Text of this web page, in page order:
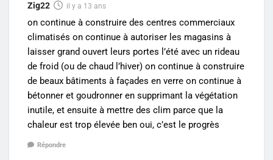
Zig22 il y a 13 ans
on continue à construire des centres commerciaux
climatisés on continue à autoriser les magasins à
laisser grand ouvert leurs portes l’été avec un rideau
de froid (ou de chaud l’hiver) on continue à construire
de beaux bâtiments à façades en verre on continue à
bétonner et goudronner en supprimant la végétation
inutile, et ensuite à mettre des clim parce que la
chaleur est trop élevée ben oui, c’est le progrès
Répondre